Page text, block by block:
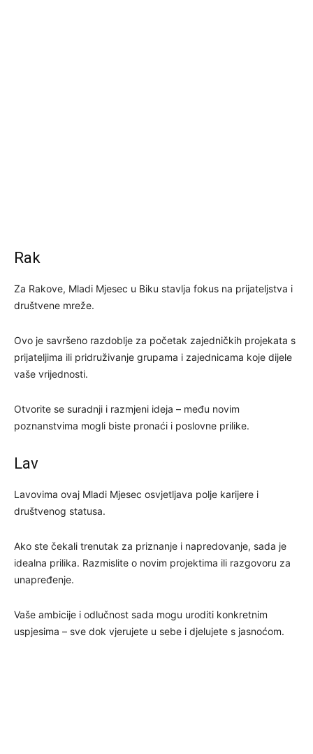
Rak
Za Rakove, Mladi Mjesec u Biku stavlja fokus na prijateljstva i
društvene mreže.
Ovo je savršeno razdoblje za početak zajedničkih projekata s
prijateljima ili pridruživanje grupama i zajednicama koje dijele
vaše vrijednosti.
Otvorite se suradnji i razmjeni ideja – među novim
poznanstvima mogli biste pronaći i poslovne prilike.
Lav
Lavovima ovaj Mladi Mjesec osvjetljava polje karijere i
društvenog statusa.
Ako ste čekali trenutak za priznanje i napredovanje, sada je
idealna prilika. Razmislite o novim projektima ili razgovoru za
unapređenje.
Vaše ambicije i odlučnost sada mogu uroditi konkretnim
uspjesima – sve dok vjerujete u sebe i djelujete s jasnoćom.